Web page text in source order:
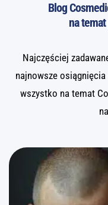
Blog
na
Najczęściej
najnowsze
wszystko na temat